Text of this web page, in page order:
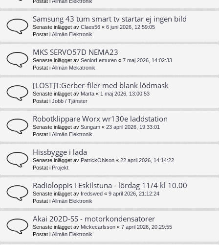
Samsung 43 tum smart tv startar ej ingen bild
Senaste inlägget av Claes56 « 6 juni 2026, 12:59:05
Postat i Allmän Elektronik
MKS SERVO57D NEMA23
Senaste inlägget av SeniorLemuren « 7 maj 2026, 14:02:33
Postat i Allmän Mekatronik
[LÖST]T:Gerber-filer med blank lödmask
Senaste inlägget av Marta « 1 maj 2026, 13:00:53
Postat i Jobb / Tjänster
Robotklippare Worx wr130e laddstation
Senaste inlägget av Sungam « 23 april 2026, 19:33:01
Postat i Allmän Elektronik
Hissbygge i lada
Senaste inlägget av PatrickOhlson « 22 april 2026, 14:14:22
Postat i Projekt
Radioloppis i Eskilstuna - lördag 11/4 kl 10.00
Senaste inlägget av fredswed « 9 april 2026, 21:12:24
Postat i Allmän Elektronik
Akai 202D-SS - motorkondensatorer
Senaste inlägget av Mickecarlsson « 7 april 2026, 20:29:55
Postat i Allmän Elektronik